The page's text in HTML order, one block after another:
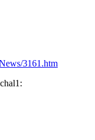
3161.htm